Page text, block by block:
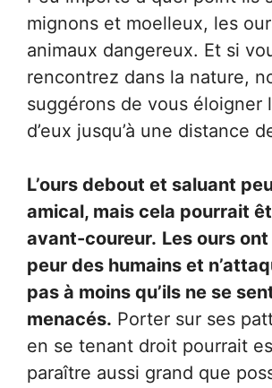
mignons et moelleux, les
animaux dangereux. Et si
rencontrez dans la nature,
suggérons de vous éloigner
d’eux jusqu’à une distance
L’ours debout et saluant
amical, mais cela pourrait
avant-coureur. Les ours
peur des humains et
pas à moins qu’ils ne se
menacés. Porter sur ses
en se tenant droit pourrait
paraître aussi grand que